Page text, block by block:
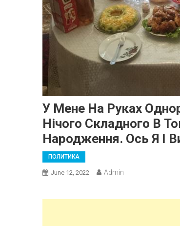
У Мене На Руках
Нічого Складного В
Народження. Ось Я І
ПОЛИТИКА
June 12, 2022 Admin